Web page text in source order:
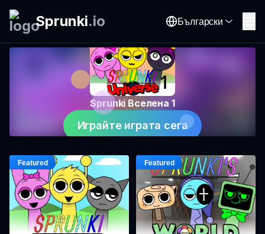
Sprunki.io Български
Sprunki Вселена 1
Играйте играта сега